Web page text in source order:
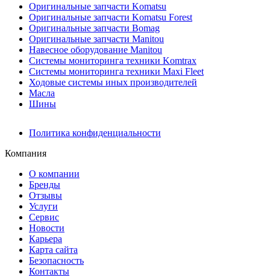
Оригинальные запчасти Komatsu
Оригинальные запчасти Komatsu Forest
Оригинальные запчасти Bomag
Оригинальные запчасти Manitou
Навесное оборудование Manitou
Системы мониторинга техники Komtrax
Системы мониторинга техники Maxi Fleet
Ходовые системы иных производителей
Масла
Шины
Политика конфиденциальности
Компания
О компании
Бренды
Отзывы
Услуги
Сервис
Новости
Карьера
Карта сайта
Безопасность
Контакты